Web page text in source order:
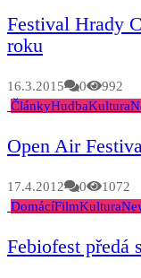
Festival Hrady
roku
16.3.2015 0
992
ČlánkyHudbaKultura
Open Air
17.4.2012 0
1072
DomácíFilmKultura
Febiofest předá